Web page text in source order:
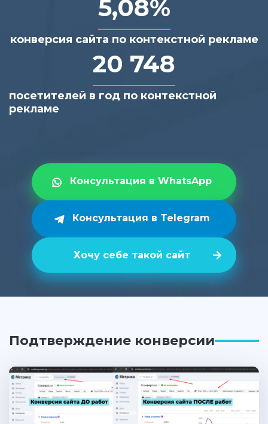
5,08%
конверсия сайта по контекстной рекламе
20 748
посетителей в год по контекстной
рекламе
Консультация в WhatsApp
Консультация в Telegram
Хочу себе такой сайт
Подтверждение конверсии